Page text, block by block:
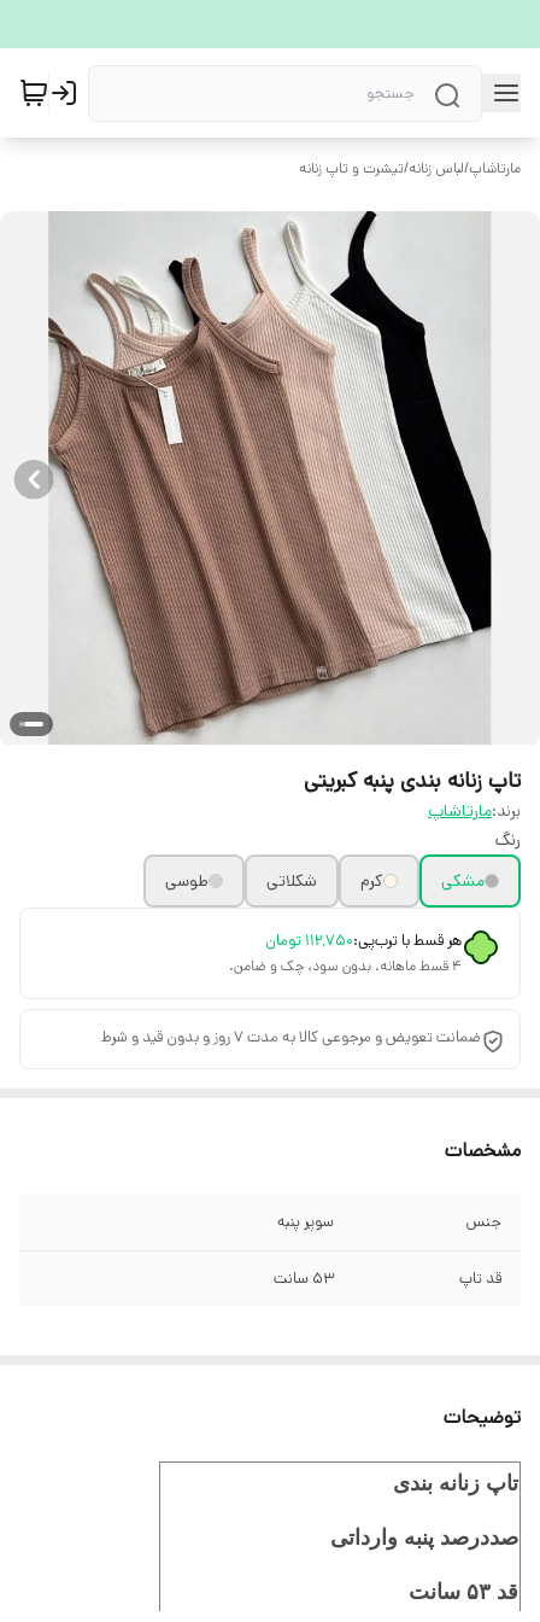
مارتاشاپ/لباس زنانه/تیشرت و تاپ زنانه
تاپ زنانه بندی پنبه کبریتی
برند:مارتاشاپ
رنگ
مشکی
کرم شکلاتی طوسی
هر قسط با ترب‌پی:۱۱۲٬۷۵۰ تومان
۴ قسط ماهانه. بدون سود، چک و ضامن.
ضمانت تعویض و مرجوعی کالا به مدت 7 روز و بدون قید و شرط
مشخصات
جنس سوپر پنبه
قد تاپ ۵۳ سانت
توضیحات
تاپ زنانه بندی
صددرصد پنبه وارداتی
قد ۵۳ سانت